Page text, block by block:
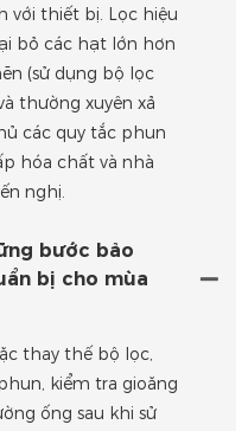
với thiết bị. Lọc hiệu
bỏ các hạt lớn hơn
(sử dụng bộ lọc
thường xuyên xả
các quy tắc phun
hóa chất và nhà
nghị.
bước bảo
bị cho mùa
thay thế bộ lọc,
kiểm tra gioăng
ống sau khi sử